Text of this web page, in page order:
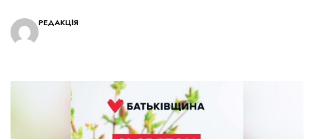
РЕДАКЦІЯ